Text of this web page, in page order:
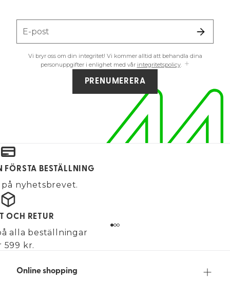
E-post
Vi bryr oss om din integritet! Vi kommer alltid att behandla dina
personuppgifter i enlighet med vår integritetspolicy.
PRENUMERERA
FÖRSTA BESTÄLLNING
nyhetsbrevet.
OCH RETUR
alla beställningar
599 kr.
Online shopping